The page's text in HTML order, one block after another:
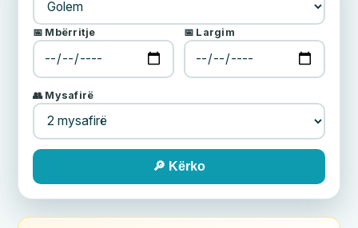
📅 Mbërritje 📅 Largim
👥 Mysafirë
🔎 Kërko